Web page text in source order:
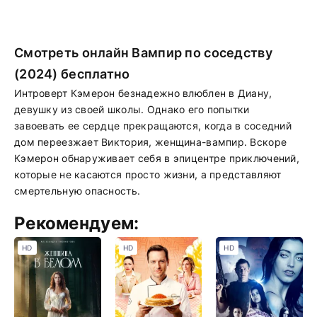
Смотреть онлайн Вампир по соседству
(2024) бесплатно
Интроверт Кэмерон безнадежно влюблен в Диану,
девушку из своей школы. Однако его попытки
завоевать ее сердце прекращаются, когда в соседний
дом переезжает Виктория, женщина-вампир. Вскоре
Кэмерон обнаруживает себя в эпицентре приключений,
которые не касаются просто жизни, а представляют
смертельную опасность.
Рекомендуем:
HD HD HD